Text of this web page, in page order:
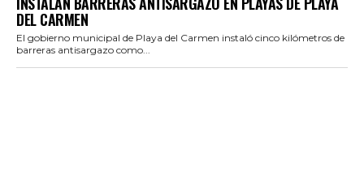
DEL CARMEN
El gobierno municipal de Playa del Carmen instaló cinco kilómetros de
barreras antisargazo como...